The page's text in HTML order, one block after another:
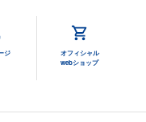
ジ
オフィシャル
webショップ